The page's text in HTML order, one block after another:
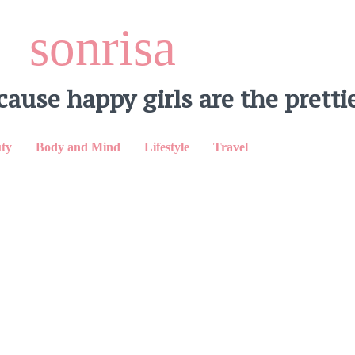
sonrisa
happy girls are the
Body and Mind Lifestyle Travel